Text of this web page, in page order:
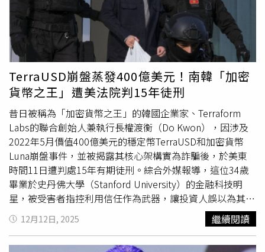
新年釋出帥氣自拍照，霸氣誓言「回來當大哥」。（圖／翻
攝自臉書）鏈上數據揭露：黃立成帳戶餘額僅剩約 65 萬根
據鏈上監測團隊 Lookonchain 的即時數據，這波跌勢讓長
期採取高槓桿操作的「麻吉大哥」黃立成损失慘重。監控顯
示在 31 日當天的短短 6 小時內，其帳戶便遭遇 14 次強制
平倉。截至目前，該帳戶累計清算次數已高達 241 次。截
至 31 日上午 10 時許，黃立成的加密貨幣帳戶餘額僅剩
20,815 美元（約新台幣 65.7 萬元）。對比其過往動輒數億
美元的交易規模，這筆餘額顯得極為慘澹。饒舌歌手出身的
黃立成（左二），過去以麻吉成員身分走紅。（圖／翻攝自
黃立成Threads）社群熱議：是堅持到底還是該停損？消息
傳出後引發網友熱議，不少人對其雄厚的財力與「堅韌」的
意志感到驚訝，紛紛留言：「清算了兩百多次還不收手，這
心理素質太強」、「看到餘額從億級縮水到萬級，真的是幣
圈教科書級的慘案」、「槓桿真的是魔鬼，大哥這次看來真
的被收割了」。市場展望：ETF 資金流出、信心尚未回籠分
TerraUSD崩盤蒸發400億美元！南韓「加密
貨幣之王」遭美法院判15年徒刑
昔日被稱為「加密貨幣之王」的韓國企業家、Terraform
Labs的聯合創始人兼執行長權渡衡（Do Kwon），因涉及
2022年5月價值400億美元的穩定幣TerraUSD和加密貨幣
Luna崩盤事件，並被揭露其核心架構實為詐騙後，於美東
時間11日遭判處15年有期徒刑。綜合外媒報導，這位34歲
畢業於史丹佛大學（Stanford University）的金融科技明
星，被受害者指控利用信任作為武器，讓投資人誤以為其打
造的虛擬貨幣與穩定幣系統極度安全；但這一切其實由秘密
注入的外部資金支撐，並非真正的市場機制。權渡衡在聽取
到庭或以電話陳述的受害者，訴說這場崩盤如何摧毀他們的
12月12日, 2025 繼續閱讀